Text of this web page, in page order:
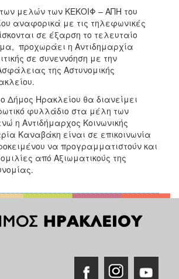
μελών των ΚΕΚΟΙΦ – ΑΠΗ του
αναφορικά με τις τηλεφωνικές
σε έξαρση το τελευταίο
προχωράει η Αντιδημαρχία
σε συνεννόηση με την
της Αστυνομικής
Δήμος Ηρακλείου θα διανείμει
φυλλάδιο στα μέλη των
η Αντιδήμαρχος Κοινωνικής
Καναβάκη είναι σε επικοινωνία
να προγραμματιστούν και
από Αξιωματικούς της